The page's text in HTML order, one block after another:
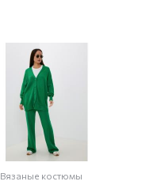
Вязаные костюмы